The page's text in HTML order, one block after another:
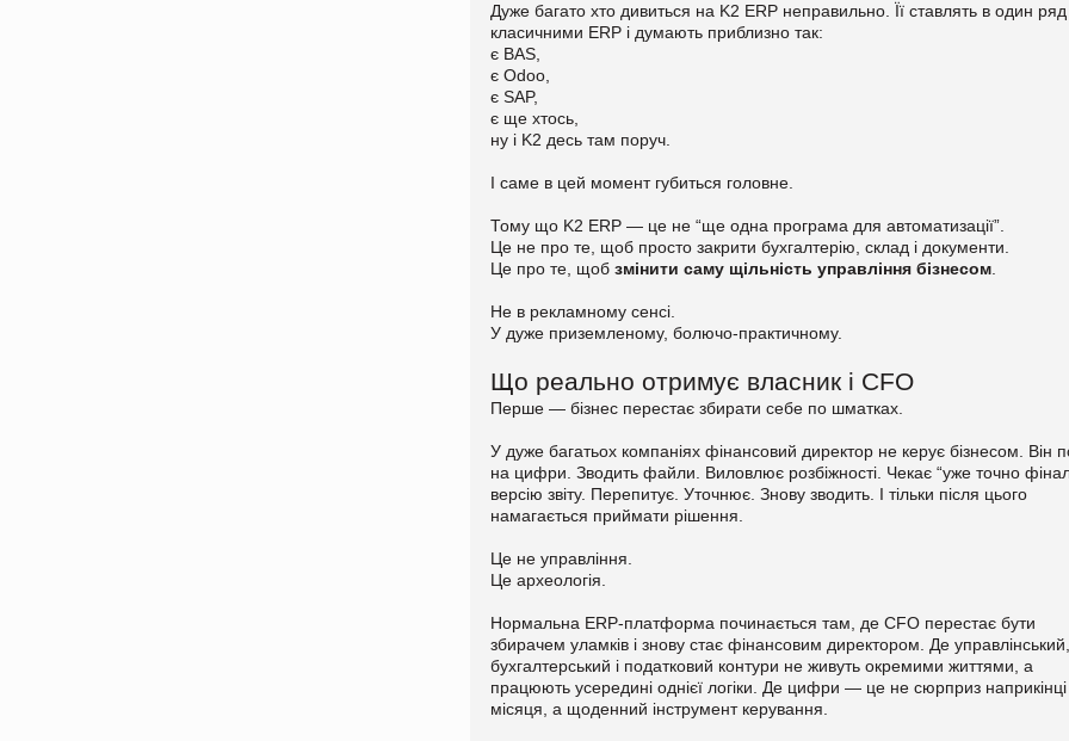
Дуже багато хто дивиться на K2 ERP неправильно. Її ставлять в один ряд
класичними ERP і думають приблизно так:
є BAS,
є Odoo,
є SAP,
є ще хтось,
ну і K2 десь там поруч.
І саме в цей момент губиться головне.
Тому що K2 ERP — це не “ще одна програма для автоматизації”.
Це не про те, щоб просто закрити бухгалтерію, склад і документи.
Це про те, щобзмінити саму щільність управління бізнесом.
Не в рекламному сенсі.
У дуже приземленому, болючо-практичному.
Що реально отримує власник і CFO
Перше — бізнес перестає збирати себе по шматках.
У дуже багатьох компаніях фінансовий директор не керує бізнесом. Він
на цифри. Зводить файли. Виловлює розбіжності. Чекає “уже точно
версію звіту. Перепитує. Уточнює. Знову зводить. І тільки після цього
намагається приймати рішення.
Це не управління.
Це археологія.
Нормальна ERP-платформа починається там, де CFO перестає бути
збирачем уламків і знову стає фінансовим директором. Де управлінський,
бухгалтерський і податковий контури не живуть окремими життями, а
працюють усередині однієї логіки. Де цифри — це не сюрприз наприкінці
місяця, а щоденний інструмент керування.